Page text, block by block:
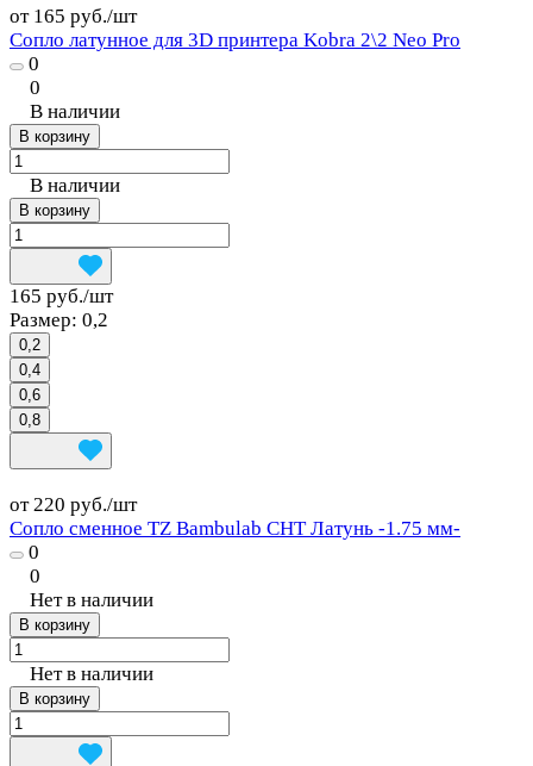
от 165 руб./шт
Сопло латунное для 3D принтера Kobra 2\2 Neo Pro
0
0
В наличии
В корзину
В наличии
В корзину
165 руб./шт
Размер: 0,2
0,2
0,4
0,6
0,8
от 220 руб./шт
Сопло сменное TZ Bambulab CHT Латунь -1.75 мм-
0
0
Нет в наличии
В корзину
Нет в наличии
В корзину